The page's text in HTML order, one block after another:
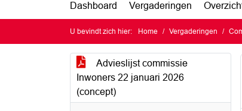
Dashboard Vergaderingen
U bevindt zich hier: Home Vergaderingen
Advieslijst commissie
Inwoners 22 januari 2026
(concept)